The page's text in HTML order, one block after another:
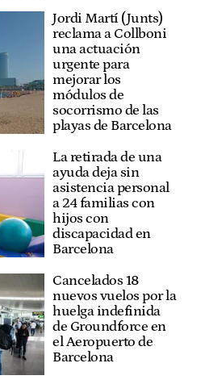
Jordi Martí (Junts)
reclama a Collboni
una actuación
urgente para
mejorar los
módulos de
socorrismo de las
playas de Barcelona
La retirada de una
ayuda deja sin
asistencia personal
a 24 familias con
hijos con
discapacidad en
Barcelona
Cancelados 18
nuevos vuelos por la
huelga indefinida
de Groundforce en
el Aeropuerto de
Barcelona